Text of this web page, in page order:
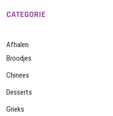
CATEGORIE
Afhalen
Broodjes
Chinees
Desserts
Grieks